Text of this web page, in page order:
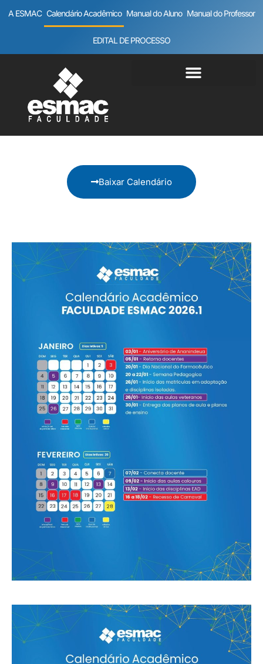
A ESMAC Calendário Acadêmico Manual do Aluno Manual do Professor
EDITAL DE PROCESSO
Baixar Calendário